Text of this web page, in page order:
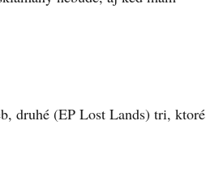
druhé (EP Lost Lands) tri, ktoré